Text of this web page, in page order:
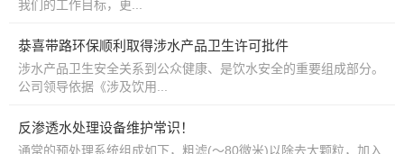
我们的工作目标，更...
㳟喜带路环保顺利取得涉水产品卫生许可批件
涉水产品卫生安全关系到公众健康、是饮水安全的重要组成部分。
公司领导依据《涉及饮用...
反渗透水处理设备维护常识！
通常的预处理系统组成如下，粗滤(～80微米)以除去大颗粒，加入